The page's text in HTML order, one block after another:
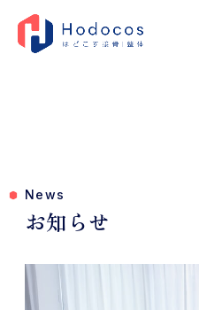
News
お知らせ